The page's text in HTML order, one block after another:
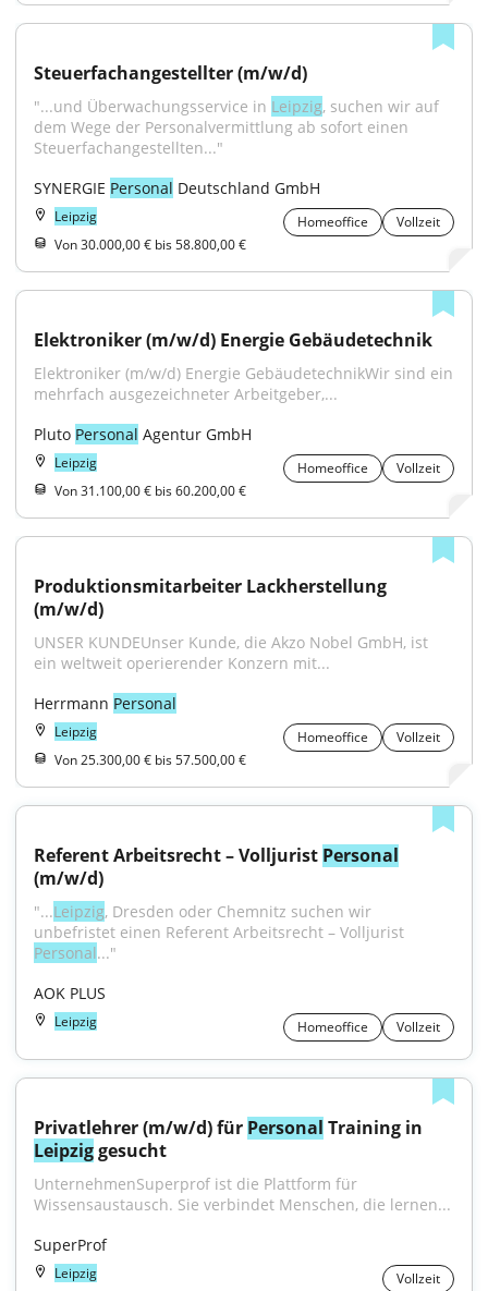
Steuerfachangestellter (m/w/d)
"...und Überwachungsservice in Leipzig, suchen wir auf
dem Wege der Personalvermittlung ab sofort einen
Steuerfachangestellten..."
SYNERGIE Personal Deutschland GmbH
Leipzig Homeoffice
Vollzeit
Von 30.000,00 € bis 58.800,00 €
Elektroniker (m/w/d) Energie Gebäudetechnik
Elektroniker (m/w/d) Energie GebäudetechnikWir sind ein
mehrfach ausgezeichneter Arbeitgeber,...
Pluto Personal Agentur GmbH
Leipzig Homeoffice
Vollzeit
Von 31.100,00 € bis 60.200,00 €
Produktionsmitarbeiter Lackherstellung
(m/w/d)
UNSER KUNDEUnser Kunde, die Akzo Nobel GmbH, ist
ein weltweit operierender Konzern mit...
Herrmann Personal
Leipzig Homeoffice
Vollzeit
Von 25.300,00 € bis 57.500,00 €
Referent Arbeitsrecht – Volljurist Personal
(m/w/d)
"...Leipzig, Dresden oder Chemnitz suchen wir
Personal..."
AOK PLUS
Leipzig Homeoffice Vollzeit
Privatlehrer (m/w/d) für Personal
Leipzig gesucht
UnternehmenSuperprof ist die Plattform für
Wissensaustausch. Sie verbindet Menschen, die lernen...
SuperProf
Leipzig Vollzeit